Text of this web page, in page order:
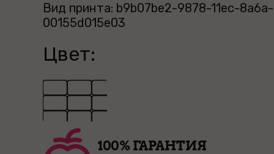
Вид принта: b9b07be2-9878-11ec-8a6a-
00155d015e03
Цвет:
100% ГАРАНТИЯ